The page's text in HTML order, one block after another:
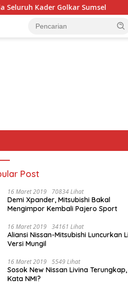
Sumsel Perkuat Tata
Post
16 Maret 2019 70834 Lihat
Demi Xpander, Mitsubishi Bakal
Mengimpor Kembali Pajero Sport
16 Maret 2019 34161 Lihat
Aliansi Nissan-Mitsubishi Luncurkan
Versi Mungil
16 Maret 2019 5549 Lihat
Sosok New Nissan Livina
Kata NMI?